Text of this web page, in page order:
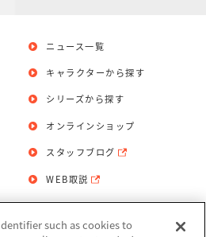
ニュース一覧
キャラクターから探す
シリーズから探す
オンラインショップ
スタッフブログ
WEB取説
such as cookies to